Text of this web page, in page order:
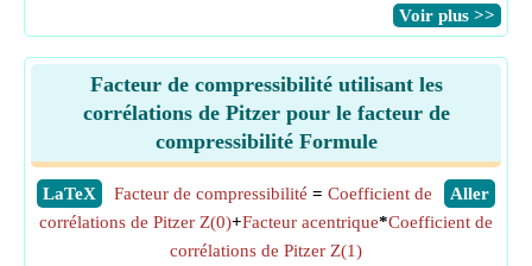
​Voir plus >>
Facteur de compressibilité utilisant les
corrélations de Pitzer pour le facteur de
compressibilité Formule
​LaTeX ​Aller
Facteur de compressibilité = Coefficient de
corrélations de Pitzer Z(0)+Facteur acentrique*Coefficient de
corrélations de Pitzer Z(1)